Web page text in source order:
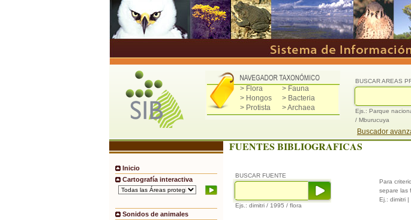
> Flora
> Fauna
> Hongos
> Bacteria
> Protista
> Archaea
BUSCAR AREAS
Ejs.: Parque
/ Mburucuya
Buscador
Inicio
Cartografía interactiva
Sonidos de animales
FUENTES BIBLIOGRAFICAS
BUSCAR FUENTE
Ejs.: dimitri / 1995 / flora
Para
separe las
Ej.: dimitri